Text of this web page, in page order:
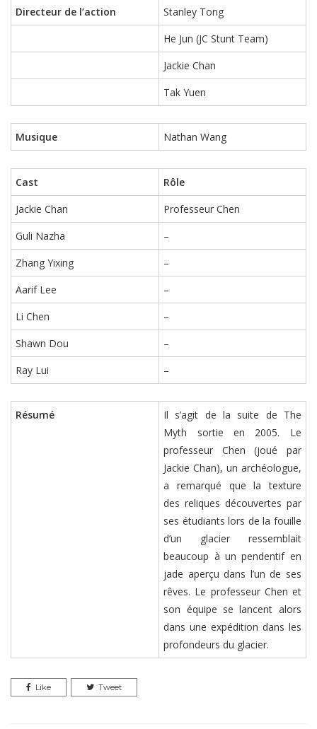
Directeur de l’action
Stanley Tong
He Jun (JC Stunt Team)
Jackie Chan
Tak Yuen
Musique Nathan Wang
Cast
Rôle
Jackie Chan
Professeur Chen
Guli Nazha
–
Zhang Yixing
–
Aarif Lee
–
Li Chen
–
Shawn Dou
–
Ray Lui
–
Résumé
Il s’agit de la suite de The
Myth sortie en 2005. Le
professeur Chen (joué par
Jackie Chan), un archéologue,
a remarqué que la texture
des reliques découvertes par
ses étudiants lors de la fouille
d’un glacier ressemblait
beaucoup à un pendentif en
jade aperçu dans l’un de ses
rêves. Le professeur Chen et
son équipe se lancent alors
dans une expédition dans les
profondeurs du glacier.
Like Tweet